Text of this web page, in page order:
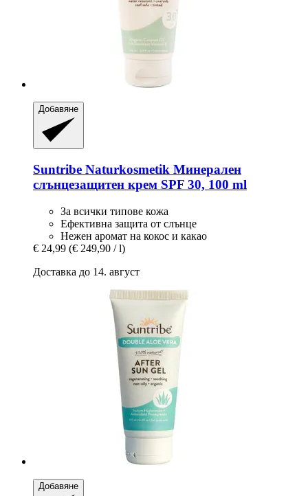
Добавяне
Suntribe Naturkosmetik Минерален
слънцезащитен крем SPF 30, 100 ml
За всички типове кожа
Ефективна защита от слънце
Нежен аромат на кокос и какао
€ 24,99 (€ 249,90 / l)
Доставка до 14. август
Добавяне